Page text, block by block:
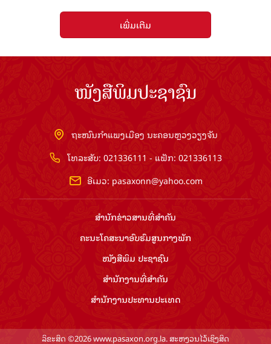
ເພີ່ມເຕີມ
ໜັງສືພິມປະຊາຊົນ
ຖະໜົນກຳແພງເມືອງ ນະຄອນຫຼວງວຽງຈັນ
ໂທລະສັບ: 021336111 - ແຟັກ: 021336113
ອີເມວ: pasaxonn@yahoo.com
ສຳ​ນັກ​ຂ່າວ​ສານ​ທີ່​ສຳ​ຄັນ​
ຄະນະໂຄສະນາອົບຮົມ​ສູນ​ກາງ​ພັກ
ໜັງສືພິມ ປະ​ຊາ​ຊົນ
ສຳ​ນັກ​ງານ​ທີ່​ສຳ​ຄັນ
ສຳ​ນັກ​ງານ​ປະ​ທານ​ປະ​ເທດ
ລິຂະສິດ ©2026 www.pasaxon.org.la. ສະຫງວນໄວ້ເຊິງສິດ